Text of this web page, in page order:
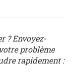
? Envoyez-
problème
rapidement :